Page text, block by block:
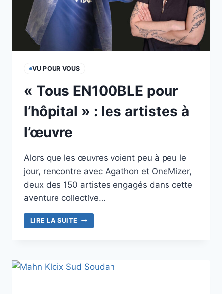
VU POUR VOUS
« Tous EN100BLE pour
l’hôpital » : les artistes à
l’œuvre
Alors que les œuvres voient peu à peu le
jour, rencontre avec Agathon et OneMizer,
deux des 150 artistes engagés dans cette
aventure collective…
LIRE LA SUITE « TOUS
EN100BLE
ARTISTES